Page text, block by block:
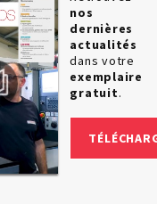
nos
dernières
actualités
dans votre
exemplaire
gratuit.